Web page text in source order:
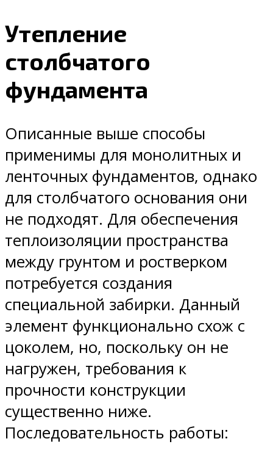
Утепление
столбчатого
фундамента
Описанные выше способы
применимы для монолитных и
ленточных фундаментов, однако
для столбчатого основания они
не подходят. Для обеспечения
теплоизоляции пространства
между грунтом и ростверком
потребуется создания
специальной забирки. Данный
элемент функционально схож с
цоколем, но, поскольку он не
нагружен, требования к
прочности конструкции
существенно ниже.
Последовательность работы: